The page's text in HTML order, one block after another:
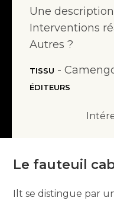
Une
Interventions
Autres ?
TISSU -
ÉDITEURS
Le fauteuil
Ilt se distingue par